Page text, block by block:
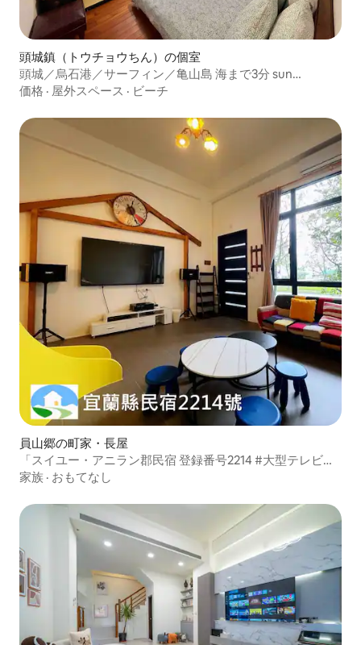
頭城鎮（トウチョウちん）の個室
頭城／烏石港／サーフィン／亀山島 海まで3分 sun
moment 猫たちとリラックス（猫のいる民宿）4人用エレ
価格 · 屋外スペース · ビーチ
員山郷の町家・長屋
「スイユー・アニラン郡民宿 登録番号2214 #大型テレビ画
面、KTVカラオケ、滑り台、専用バスルーム、パーティー
家族 · おもてなし